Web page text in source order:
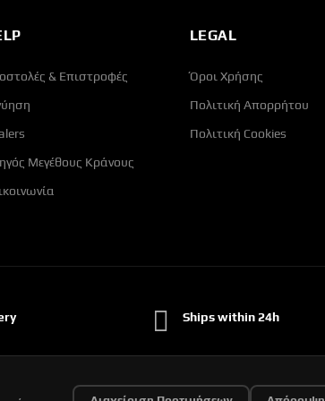
& Επιστροφές
Μεγέθους Κράνους
LEGAL
Όροι Χρήσης
Πολιτική Απορρήτου
Πολιτική Cookies
Ships within 24h